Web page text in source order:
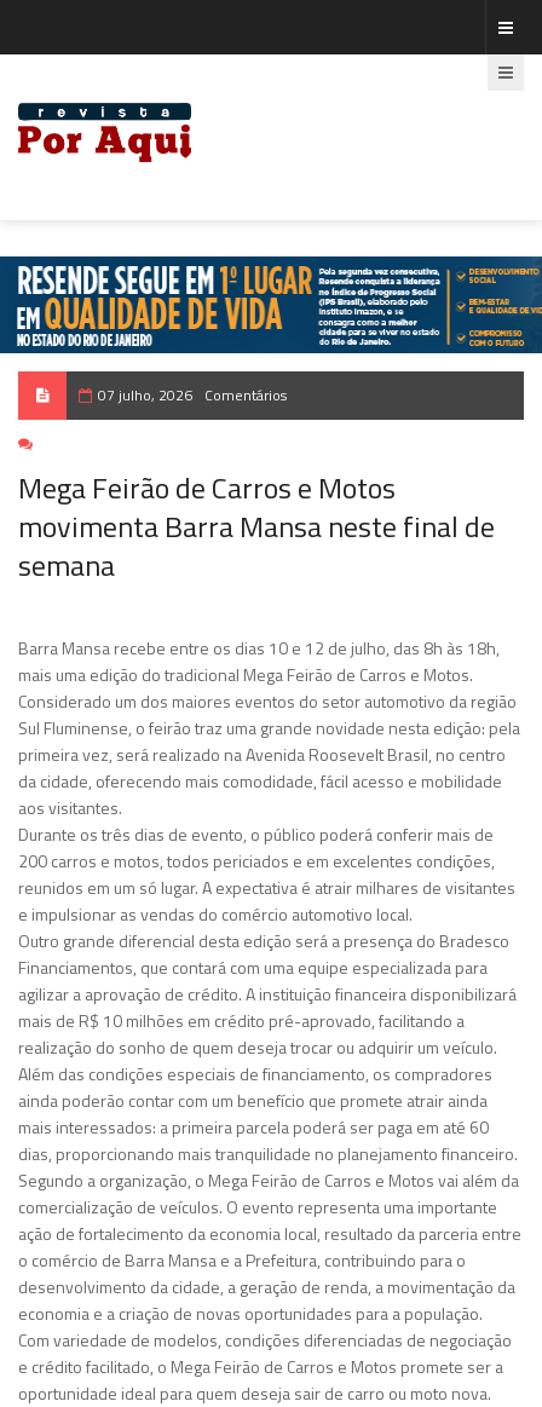
07 julho, 2026 Comentários
Mega Feirão de Carros e Motos
movimenta Barra Mansa neste final de
semana
Barra Mansa recebe entre os dias 10 e 12 de julho, das 8h às 18h,
mais uma edição do tradicional Mega Feirão de Carros e Motos.
Considerado um dos maiores eventos do setor automotivo da região
Sul Fluminense, o feirão traz uma grande novidade nesta edição: pela
primeira vez, será realizado na Avenida Roosevelt Brasil, no centro
da cidade, oferecendo mais comodidade, fácil acesso e mobilidade
aos visitantes.
Durante os três dias de evento, o público poderá conferir mais de
200 carros e motos, todos periciados e em excelentes condições,
reunidos em um só lugar. A expectativa é atrair milhares de visitantes
e impulsionar as vendas do comércio automotivo local.
Outro grande diferencial desta edição será a presença do Bradesco
Financiamentos, que contará com uma equipe especializada para
agilizar a aprovação de crédito. A instituição financeira disponibilizará
mais de R$ 10 milhões em crédito pré-aprovado, facilitando a
realização do sonho de quem deseja trocar ou adquirir um veículo.
Além das condições especiais de financiamento, os compradores
ainda poderão contar com um benefício que promete atrair ainda
mais interessados: a primeira parcela poderá ser paga em até 60
dias, proporcionando mais tranquilidade no planejamento financeiro.
Segundo a organização, o Mega Feirão de Carros e Motos vai além da
comercialização de veículos. O evento representa uma importante
ação de fortalecimento da economia local, resultado da parceria entre
o comércio de Barra Mansa e a Prefeitura, contribuindo para o
desenvolvimento da cidade, a geração de renda, a movimentação da
economia e a criação de novas oportunidades para a população.
Com variedade de modelos, condições diferenciadas de negociação
e crédito facilitado, o Mega Feirão de Carros e Motos promete ser a
oportunidade ideal para quem deseja sair de carro ou moto nova.